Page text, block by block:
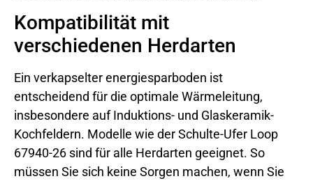
Kompatibilität mit
verschiedenen Herdarten
Ein verkapselter energiesparboden ist
entscheidend für die optimale Wärmeleitung,
insbesondere auf Induktions- und Glaskeramik-
Kochfeldern. Modelle wie der Schulte-Ufer Loop
67940-26 sind für alle Herdarten geeignet. So
müssen Sie sich keine Sorgen machen, wenn Sie